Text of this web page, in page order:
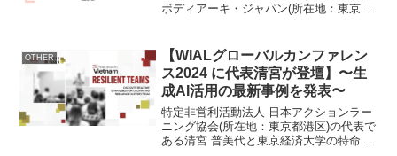
ボディアーキ・ジャパン(所在地：東京都
下、「三菱地所」)が名古屋市旧教育...
OTHER
【WIALグローバルカンファレン
ス2024 に代表清宮が登壇】〜生
成AI活用の最新事例を発表〜
特定非営利活動法人 日本アクションラー
ニング協会(所在地：東京都港区)の代表で
ある清宮 普美代と東京経済大学の特命講